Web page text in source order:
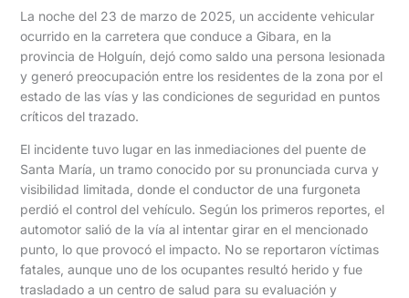
La noche del 23 de marzo de 2025, un accidente vehicular
ocurrido en la carretera que conduce a Gibara, en la
provincia de Holguín, dejó como saldo una persona lesionada
y generó preocupación entre los residentes de la zona por el
estado de las vías y las condiciones de seguridad en puntos
críticos del trazado.
El incidente tuvo lugar en las inmediaciones del puente de
Santa María, un tramo conocido por su pronunciada curva y
visibilidad limitada, donde el conductor de una furgoneta
perdió el control del vehículo. Según los primeros reportes, el
automotor salió de la vía al intentar girar en el mencionado
punto, lo que provocó el impacto. No se reportaron víctimas
fatales, aunque uno de los ocupantes resultó herido y fue
trasladado a un centro de salud para su evaluación y